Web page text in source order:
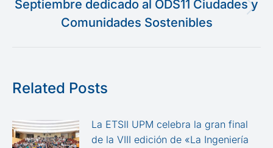
siguiente:
Septiembre dedicado al ODS11 Ciudades y
Comunidades Sostenibles
Related Posts
La ETSII UPM celebra la gran final
de la VIII edición de «La Ingeniería